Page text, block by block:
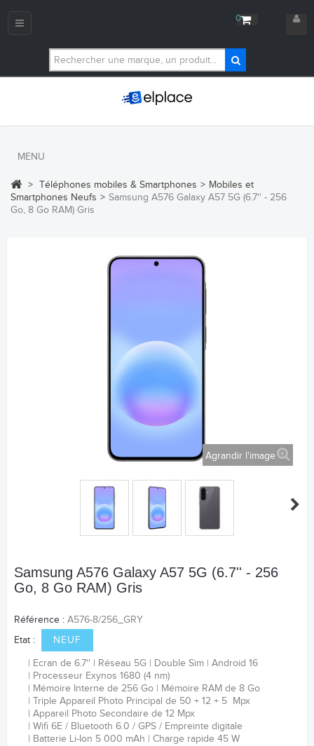
0
Navigation
MENU
> Téléphones mobiles & Smartphones > Mobiles et
Smartphones Neufs > Samsung A576 Galaxy A57 5G (6.7'' - 256
Go, 8 Go RAM) Gris
Agrandir l'image
Samsung A576 Galaxy A57 5G (6.7'' - 256
Go, 8 Go RAM) Gris
Référence : A576-8/256_GRY
Etat :
NEUF
Ecran de 6.7'' Réseau 5G Double Sim
Android 16
Processeur Exynos 1680 (4 nm)
Mémoire Interne de 256 Go
Mémoire RAM de 8 Go
Triple Appareil Photo Principal de 50 + 12 + 5 Mpx
Appareil Photo Secondaire de 12 Mpx
Wifi 6E / Bluetooth 6.0 / GPS / Empreinte digitale
Batterie Li-Ion 5 000 mAh Charge rapide 45 W